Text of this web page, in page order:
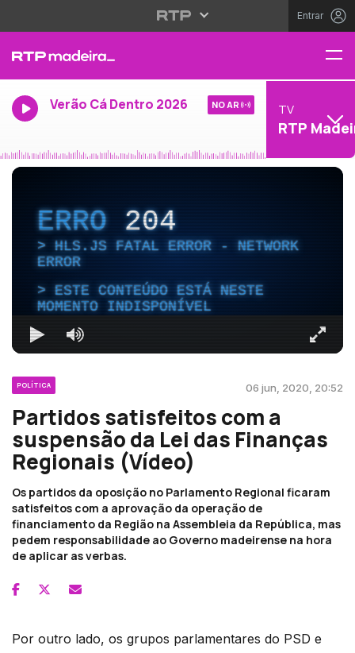
Entrar
Verão Cá Dentro 2026 NO AR TV
RTP
ERRO204
HLS.JS FATAL ERROR - NETWORK
ERROR
ESTE CONTEÚDO ESTÁ NESTE
MOMENTO INDISPONÍVEL
POLÍTICA 06 jun, 2020, 20:52
Partidos satisfeitos com a
suspensão da Lei das Finanças
Regionais (Vídeo)
Os partidos da oposição no Parlamento Regional ficaram
satisfeitos com a aprovação da operação de
financiamento da Região na Assembleia da República, mas
pedem responsabilidade ao Governo madeirense na hora
de aplicar as verbas.
Por outro lado, os grupos parlamentares do PSD e